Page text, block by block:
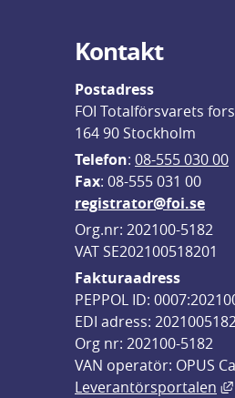
Kontakt
Postadress
FOI Totalförsvarets
164 90 Stockholm
Telefon: 08-555 030 00
Fax: 08-555 031 00
registrator@foi.se
Org.nr: 202100-5182
VAT SE202100518201
Fakturaadress
PEPPOL ID:
EDI adress:
Org nr: 202100-5182
VAN operatör: OPUS
Leverantörsportalen